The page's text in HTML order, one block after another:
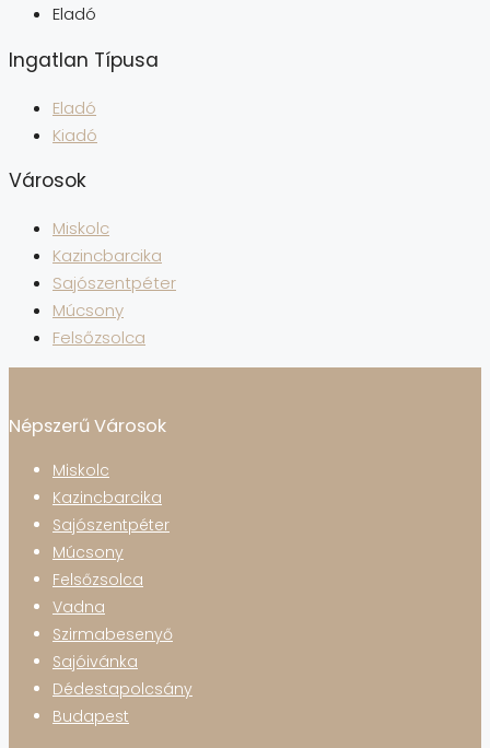
Eladó
Ingatlan Típusa
Eladó
Kiadó
Városok
Miskolc
Kazincbarcika
Sajószentpéter
Múcsony
Felsőzsolca
Népszerű Városok
Miskolc
Kazincbarcika
Sajószentpéter
Múcsony
Felsőzsolca
Vadna
Szirmabesenyő
Sajóivánka
Dédestapolcsány
Budapest